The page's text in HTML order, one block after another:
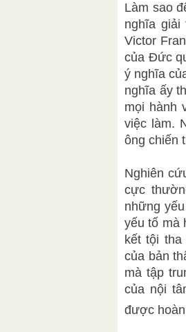
Làm sao
nghĩa giải
Victor
của Đức
ý nghĩa
nghĩa ấy
mọi hành
việc làm.
ông chiến
Nghiên
cực
những
yếu tố mà
kết tội
của bản
mà tập
của nội
được